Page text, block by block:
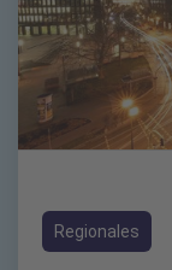
Regionales